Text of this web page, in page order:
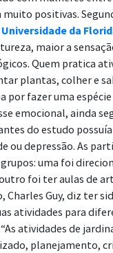
positivas.
Universidade da
maior a
Quem pratica
plantas, colher e
por fazer uma
emocional, ainda
do estudo
ou depressão. As
uma foi
foi ter aulas de
Charles Guy, diz ter
atividades para
atividades de
planejamento,